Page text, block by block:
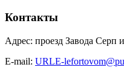
Контакты
Адрес: проезд Завода Серп
E-mail: URLE-